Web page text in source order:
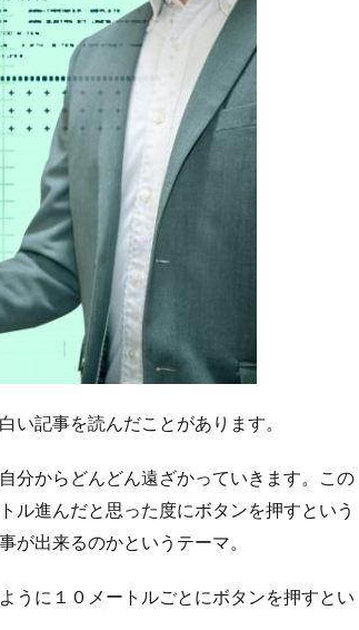
い記事を読んだことがあります。
分からどんどん遠ざかっていきます。この
ル進んだと思った度にボタンを押すという
が出来るのかというテーマ。
うに１０メートルごとにボタンを押すとい